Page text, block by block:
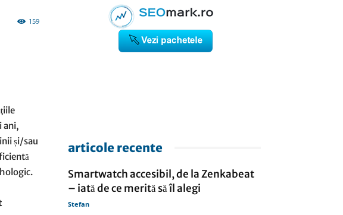
159
ani,
și/sau
articole recente
Smartwatch accesibil, de la Zenkabeat
– iată de ce merită să îl alegi
Stefan